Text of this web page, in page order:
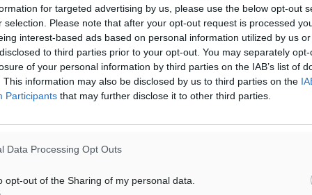
for targeted advertising by us, please use the below opt-out
selection. Please note that after your opt-out request is processed
interest-based ads based on personal information utilized by us
to third parties prior to your opt-out. You may separately
of your personal information by third parties on the IAB’s list of
This information may also be disclosed by us to third parties on the
Participants that may further disclose it to other third parties.
Data Processing Opt Outs
opt-out of the Sharing of my personal data.
άμεσα στη Βουλή
οποίο να περιέχει το
από την ΠΕΔ
καθυστέρηση και
και έλλειψη
παράλληλα
οι νησιωτικοί μας
Επιστολή της ΓΣΕΕ στην
Εργασίας Ν. Κεραμέως για
Εργασιακό Νομοσχέδιο
H ΓΣΕΕ με δεδομένη τη
για απόσυρση από το